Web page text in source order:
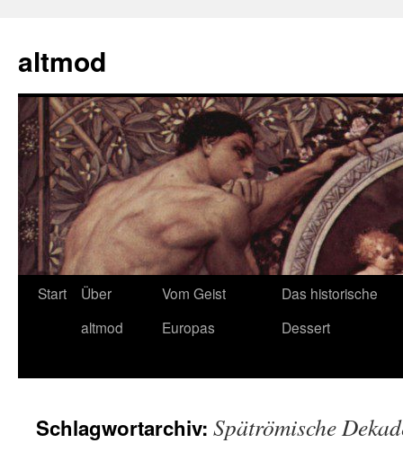
springen
altmod
Start
Über
altmod
Vom Geist
Europas
Das historische
Dessert
Schlagwortarchiv: Spätrömische